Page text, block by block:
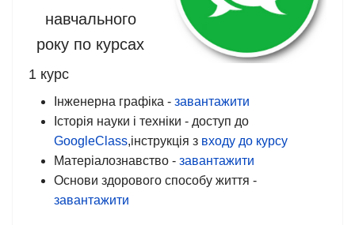
навчального
року по курсах
1 курс
Інженерна графіка - завантажити
Історія науки і техніки - доступ до
GoogleClass,інструкція з входу до курсу
Матеріалознавство - завантажити
Основи здорового способу життя -
завантажити